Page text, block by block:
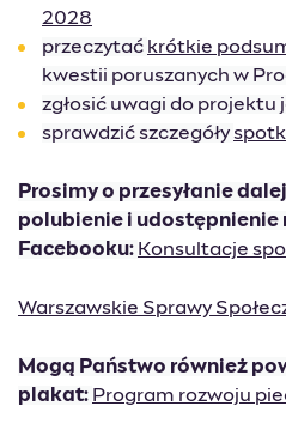
2028
przeczytać krótkie
kwestii poruszanych w
zgłosić uwagi do projektu
sprawdzić szczegóły
Prosimy o przesyłanie
polubienie i udostępnienie
Facebooku: Konsultacje
Warszawskie Sprawy
Mogą Państwo również
plakat: Program rozwoju